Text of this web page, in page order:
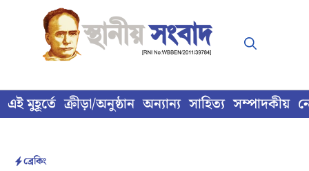
content
এই মুহূর্তে ক্রীড়া/অনুষ্ঠান অন্যান্য সাহিত্য সম্পাদকীয়
ব্রেকিং